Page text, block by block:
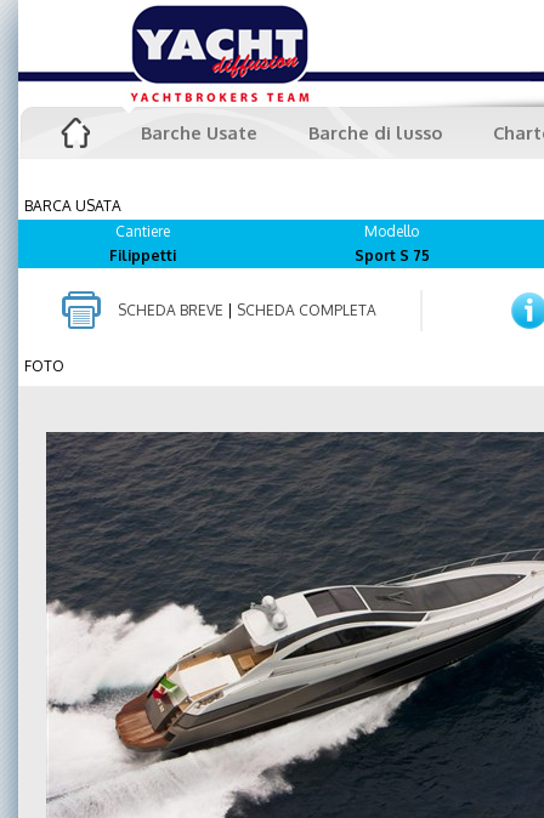
Barche Usate Barche di lusso
BARCA USATA
Cantiere
Modello
Filippetti
Sport S 75
SCHEDA BREVE SCHEDA COMPLETA
FOTO